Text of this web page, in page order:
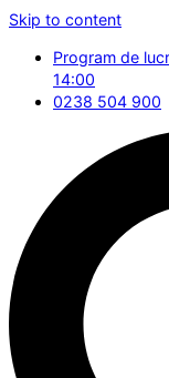
Skip to content
Program de
14:00
0238 504 900